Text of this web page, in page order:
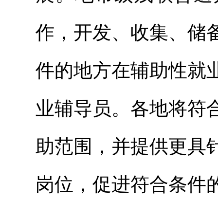
作，开发、收集、储
件的地方在辅助性就
业辅导员。各地将符
助范围，并提供更具
岗位，促进符合条件